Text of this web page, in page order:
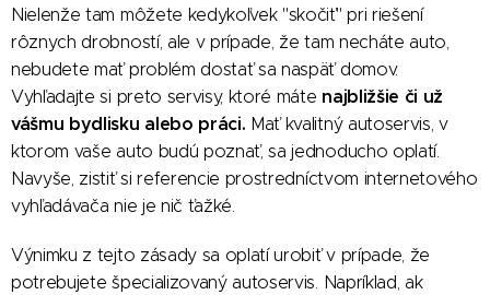
Nielenže tam môžete kedykoľvek "skočiť" pri riešení
rôznych drobností, ale v prípade, že tam necháte auto,
nebudete mať problém dostať sa naspäť domov.
Vyhľadajte si preto servisy, ktoré máte najbližšie či už
vášmu bydlisku alebo práci. Mať kvalitný autoservis, v
ktorom vaše auto budú poznať, sa jednoducho oplatí.
Navyše, zistiť si referencie prostredníctvom internetového
vyhľadávača nie je nič ťažké.
Výnimku z tejto zásady sa oplatí urobiť v prípade, že
potrebujete špecializovaný autoservis. Napríklad, ak